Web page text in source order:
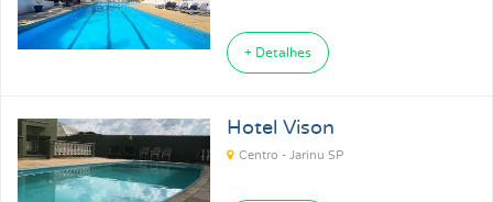
+ Detalhes
Hotel Vison
Centro - Jarinu SP